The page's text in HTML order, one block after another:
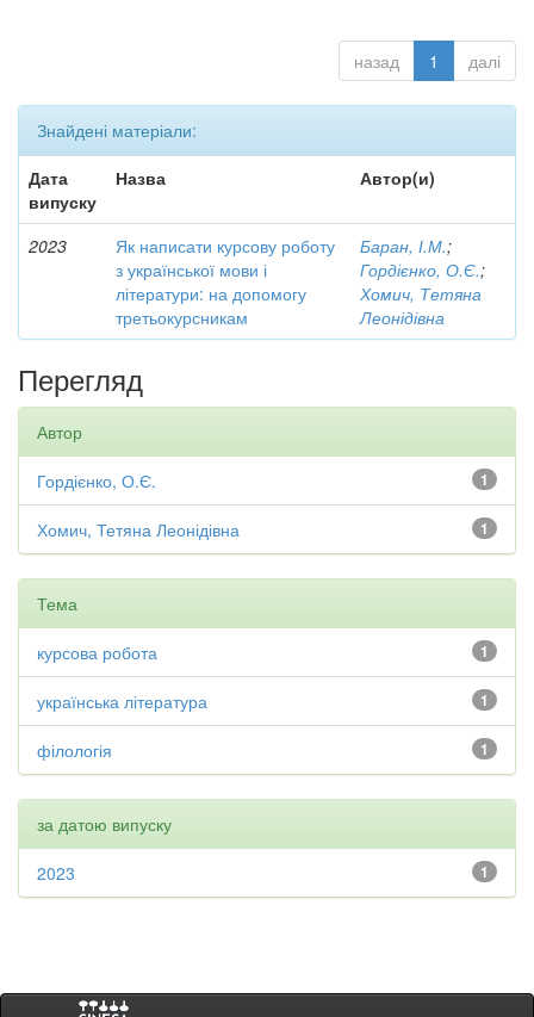
назад 1 далі
Знайдені матеріали:
Дата
випуску
Назва Автор(и)
2023
Як написати курсову роботу
з української мови і
літератури: на допомогу
третьокурсникам
Баран, І.М.;
Гордієнко, О.Є.;
Хомич, Тетяна
Леонідівна
Перегляд
Автор
1
Гордієнко, О.Є.
1
Хомич, Тетяна Леонідівна
Тема
1
курсова робота
1
українська література
1
філологія
за датою випуску
1
2023